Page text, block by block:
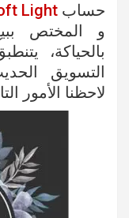
حسابLight
و المختص
بالحياكة،
التسويق
لاحظنا الأمور